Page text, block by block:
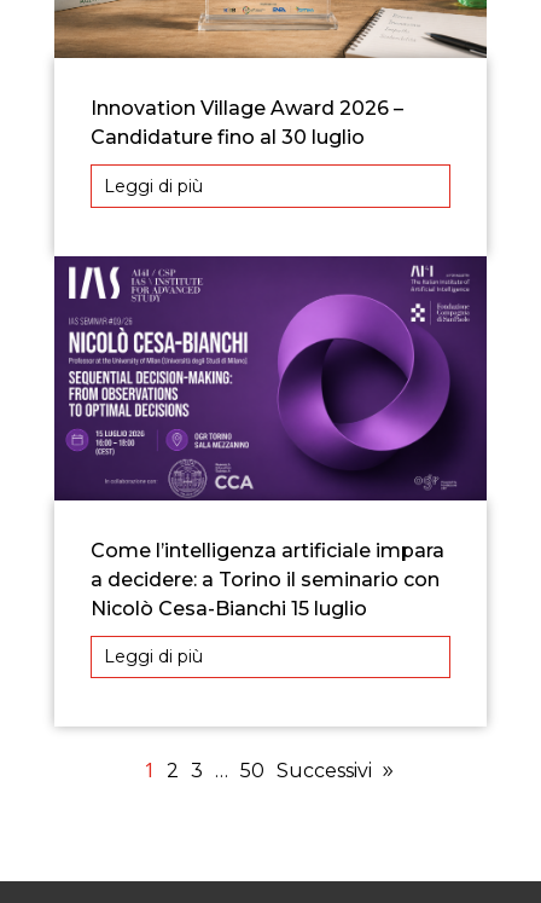
Innovation Village Award 2026 –
Candidature fino al 30 luglio
Leggi di più
Come l’intelligenza artificiale impara
a decidere: a Torino il seminario con
Nicolò Cesa-Bianchi 15 luglio
Leggi di più
1 2 3 … 50 Successivi